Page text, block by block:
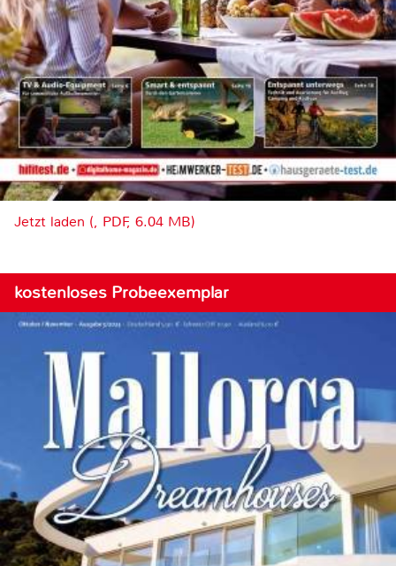
Jetzt laden (, PDF, 6.04 MB)
kostenloses Probeexemplar